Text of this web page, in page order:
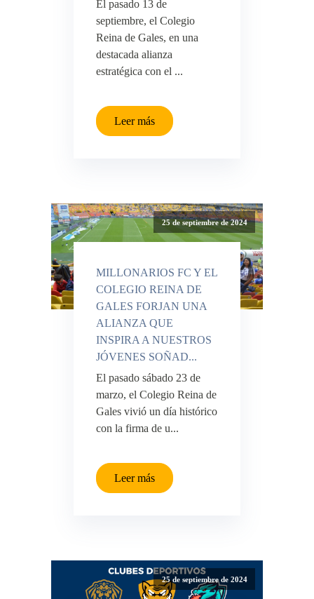
El pasado 13 de
septiembre, el Colegio
Reina de Gales, en una
destacada alianza
estratégica con el ...
Leer más
25 de septiembre de 2024
MILLONARIOS FC Y EL
COLEGIO REINA DE
GALES FORJAN UNA
ALIANZA QUE
INSPIRA A NUESTROS
JÓVENES SOÑAD...
El pasado sábado 23 de
marzo, el Colegio Reina de
Gales vivió un día histórico
con la firma de u...
Leer más
25 de septiembre de 2024